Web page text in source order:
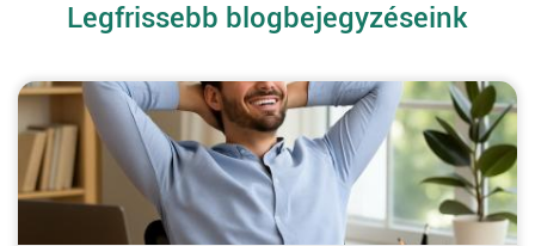
Legfrissebb blogbejegyzéseink